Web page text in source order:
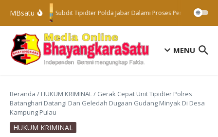
Lewati ke konten
MBsatu
Subdit Tipidter Polda Jabar Dalami Proses Penyelidikan
MENU
Beranda / HUKUM KRIMINAL/ Gerak Cepat Unit Tipidter Polres
Batanghari Datangi Dan Geledah Dugaan Gudang Minyak Di Desa
Kampung Pulau
HUKUM KRIMINAL